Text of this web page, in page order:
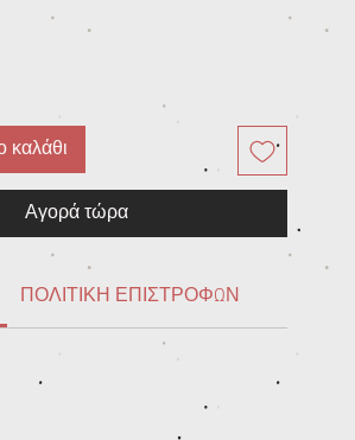
καλάθι
Αγορά τώρα
ΠΟΛΙΤΙΚΗ ΕΠΙΣΤΡΟΦΩΝ